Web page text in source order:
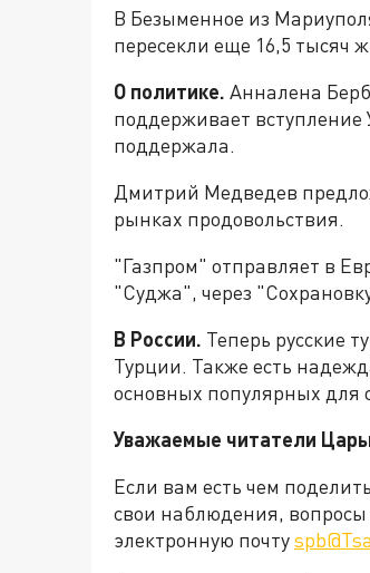
В Безыменное из
пересекли еще 16,5 тысяч
О политике. Анналена
поддерживает
поддержала.
Дмитрий Медведев
рынках продовольствия.
"Газпром" отправляет в
"Суджа", через
В России. Теперь русские
Турции. Также есть
основных популярных для
Уважаемые читатели
Если вам есть чем
свои наблюдения,
электронную почту